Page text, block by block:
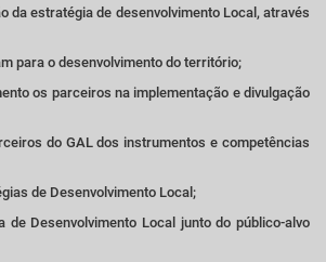
da estratégia de desenvolvimento Local, através
para o desenvolvimento do território;
os parceiros na implementação e divulgação
do GAL dos instrumentos e competências
de Desenvolvimento Local;
de Desenvolvimento Local junto do público-alvo